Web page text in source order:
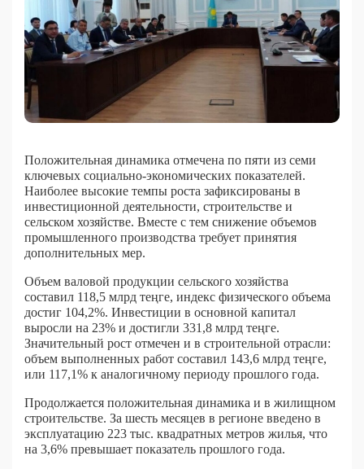
Положительная динамика отмечена по пяти из семи
ключевых социально-экономических показателей.
Наиболее высокие темпы роста зафиксированы в
инвестиционной деятельности, строительстве и
сельском хозяйстве. Вместе с тем снижение объемов
промышленного производства требует принятия
дополнительных мер.
Объем валовой продукции сельского хозяйства
составил 118,5 млрд теңге, индекс физического объема
достиг 104,2%. Инвестиции в основной капитал
выросли на 23% и достигли 331,8 млрд теңге.
Значительный рост отмечен и в строительной отрасли:
объем выполненных работ составил 143,6 млрд теңге,
или 117,1% к аналогичному периоду прошлого года.
Продолжается положительная динамика и в жилищном
строительстве. За шесть месяцев в регионе введено в
эксплуатацию 223 тыс. квадратных метров жилья, что
на 3,6% превышает показатель прошлого года.